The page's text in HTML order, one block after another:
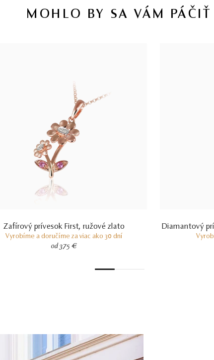
MOHLO BY SA VÁM PÁČIŤ
Zafírový prívesok First, ružové zlato
Vyrobíme a doručíme za viac ako 30 dní
od 375 €
Diamantový